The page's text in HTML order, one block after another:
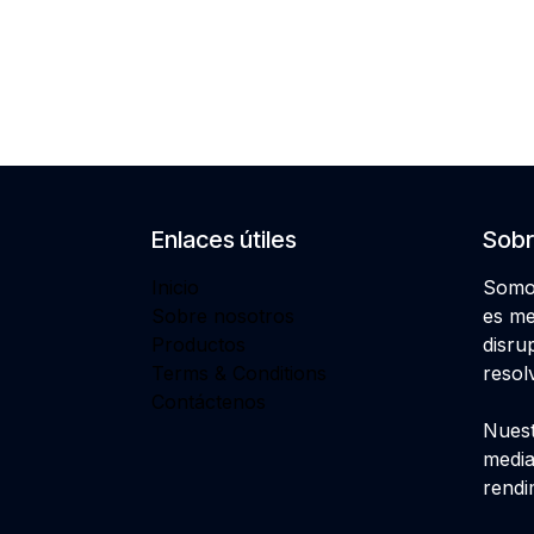
Enlaces útiles
Inicio
Sobre nosotros
Productos
Terms & Conditions
Contáctenos
es